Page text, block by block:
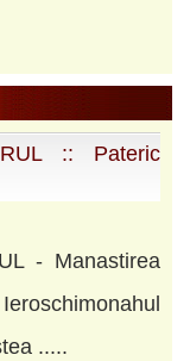
:: Pateric
- Manastirea
.....